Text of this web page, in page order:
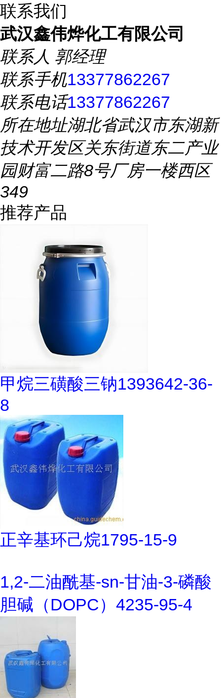
联系我们
武汉鑫伟烨化工有限公司
联系人 郭经理
联系手机13377862267
联系电话13377862267
所在地址湖北省武汉市东湖新
技术开发区关东街道东二产业
园财富二路8号厂房一楼西区
349
推荐产品
甲烷三磺酸三钠1393642-36-
8
正辛基环己烷1795-15-9
1,2-二油酰基-sn-甘油-3-磷酸
胆碱（DOPC）4235-95-4